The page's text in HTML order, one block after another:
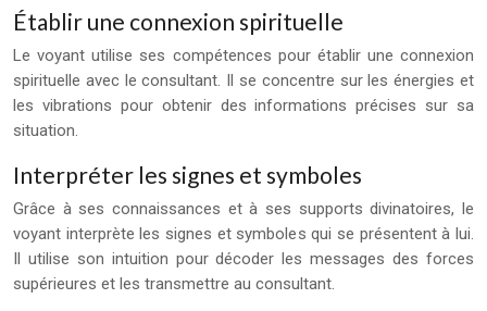
Établir une connexion spirituelle
Le voyant utilise ses compétences pour établir une connexion
spirituelle avec le consultant. Il se concentre sur les énergies et
les vibrations pour obtenir des informations précises sur sa
situation.
Interpréter les signes et symboles
Grâce à ses connaissances et à ses supports divinatoires, le
voyant interprète les signes et symboles qui se présentent à lui.
Il utilise son intuition pour décoder les messages des forces
supérieures et les transmettre au consultant.